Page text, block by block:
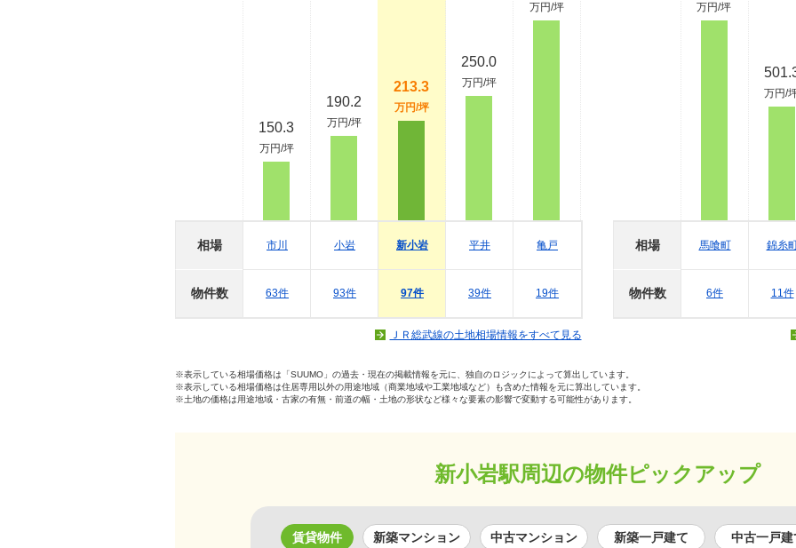
相場
物件数
150.3
万円/坪
市川
63件
190.2
万円/坪
小岩
93件
213.3
万円/坪
新小岩
97件
250.0
万円/坪
平井
39件
万円/坪
亀戸
19件
ＪＲ総武線の土地相場情報をすべて見る
相場
物件数
万円/坪
馬喰町
6件
万円/
錦糸
11件
※表示している相場価格は「SUUMO」の過去・現在の掲載情報を元に、独自のロジックによって算出しています。
※表示している相場価格は住居専用以外の用途地域（商業地域や工業地域など）も含めた情報を元に算出しています。
※土地の価格は用途地域・古家の有無・前道の幅・土地の形状など様々な要素の影響で変動する可能性があります。
新小岩駅周辺の物件ピックアップ
賃貸物件 新築マンション 中古マンション 新築一戸建て 中古一戸建